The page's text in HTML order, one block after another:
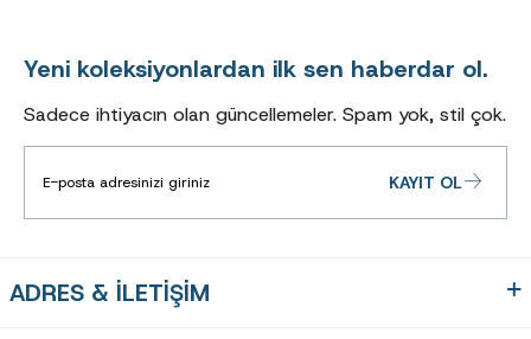
Yeni koleksiyonlardan ilk sen haberdar ol.
Sadece ihtiyacın olan güncellemeler. Spam yok, stil çok.
KAYIT OL
ADRES & İLETİŞİM